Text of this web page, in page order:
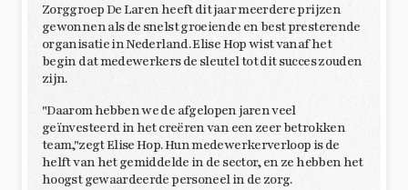
Zorggroep De Laren heeft dit jaar meerdere prijzen
gewonnen als de snelst groeiende en best presterende
organisatie in Nederland. Elise Hop wist vanaf het
begin dat medewerkers de sleutel tot dit succes zouden
zijn.
"Daarom hebben we de afgelopen jaren veel
geïnvesteerd in het creëren van een zeer betrokken
team,"zegt Elise Hop. Hun medewerkerverloop is de
helft van het gemiddelde in de sector, en ze hebben het
hoogst gewaardeerde personeel in de zorg.